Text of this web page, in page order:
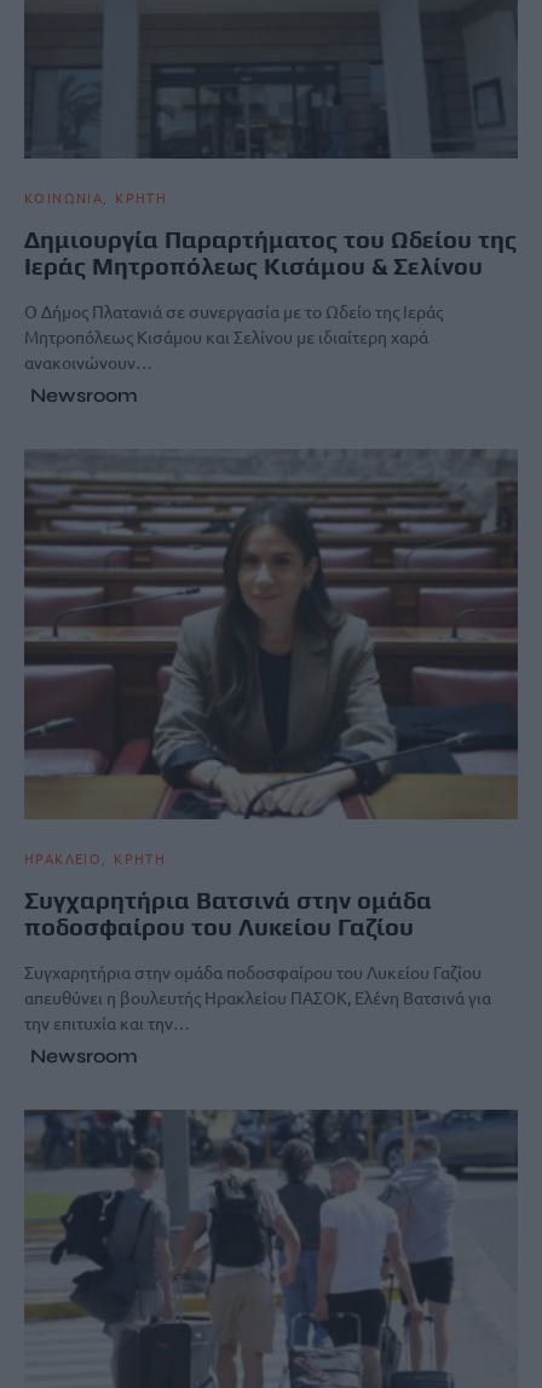
ΚΟΙΝΩΝΙΑ ΚΡΗΤΗ
Δημιουργία Παραρτήματος του Ωδείου της
Ιεράς Μητροπόλεως Κισάμου & Σελίνου
Ο Δήμος Πλατανιά σε συνεργασία με το Ωδείο της Ιεράς
Μητροπόλεως Κισάμου και Σελίνου με ιδιαίτερη χαρά
ανακοινώνουν…
Newsroom
ΗΡΑΚΛΕΙΟ ΚΡΗΤΗ
Συγχαρητήρια Βατσινά στην ομάδα
ποδοσφαίρου του Λυκείου Γαζίου
Συγχαρητήρια στην ομάδα ποδοσφαίρου του Λυκείου Γαζίου
απευθύνει η βουλευτής Ηρακλείου ΠΑΣΟΚ, Ελένη Βατσινά για
την επιτυχία και την…
Newsroom